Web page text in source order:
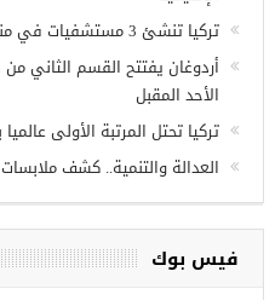
وزير الدفاع التركي يبحث مع
الإقليمية
تركيا تنشئ 3 مستشفيات في مناطق درع الفرات بسوريا
أردوغان يفتتح القسم الثاني
الأحد المقبل
تركيا تحتل المرتبة الأولى عالميا
العدالة والتنمية.. كشف